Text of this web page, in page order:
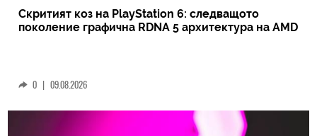
Скритият коз на PlayStation 6: следващото
поколение графична RDNA 5 архитектура на AMD
0 | 09.08.2026